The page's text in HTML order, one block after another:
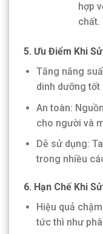
hợp
chất.
5. Ưu Điểm Khi
Tăng năng
dinh dưỡng tốt
An toàn:
cho người và
Dễ sử dụng:
trong nhiều
6. Hạn Chế Khi
Hiệu quả
tức thì như